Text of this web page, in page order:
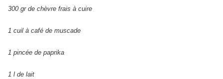
300 gr de chèvre frais à cuire
1 cuil à café de muscade
1 pincée de paprika
1 l de lait